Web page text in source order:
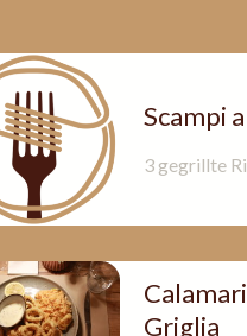
Scampi
3 gegrillte
Griglia